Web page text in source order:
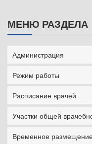
МЕНЮ РАЗДЕЛА
Администрация
Режим работы
Расписание врачей
Участки общей
Временное